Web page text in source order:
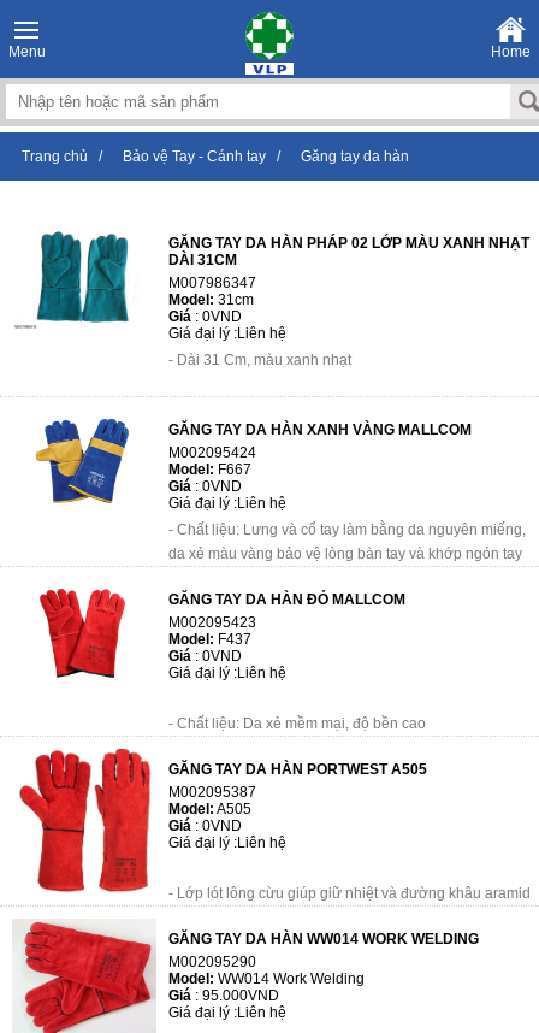
Menu Home
Trang chủ / Bảo vệ Tay - Cánh tay / Găng tay da hàn
GĂNG TAY DA HÀN PHÁP 02 LỚP MÀU XANH NHẠT
DÀI 31CM
M007986347
Model: 31cm
Giá : 0VND
Giá đại lý :Liên hệ
- Dài 31 Cm, màu xanh nhạt
GĂNG TAY DA HÀN XANH VÀNG MALLCOM
M002095424
Model: F667
Giá : 0VND
Giá đại lý :Liên hệ
- Chất liệu: Lưng và cổ tay làm bằng da nguyên miếng,
da xẻ màu vàng bảo vệ lòng bàn tay và khớp ngón tay
- Khả năng chịu nh...
GĂNG TAY DA HÀN ĐỎ MALLCOM
M002095423
Model: F437
Giá : 0VND
Giá đại lý :Liên hệ
- Chất liệu: Da xẻ mềm mại, độ bền cao
- Khả năng chịu nhiệt tiếp xúc 100 độ trong 15 giây
- Sử dụng trong nghành hàn, hàn đi�...
GĂNG TAY DA HÀN PORTWEST A505
M002095387
Model: A505
Giá : 0VND
Giá đại lý :Liên hệ
- Lớp lót lông cừu giúp giữ nhiệt và đường khâu aramid
GĂNG TAY DA HÀN WW014 WORK WELDING
M002095290
Model: WW014 Work Welding
Giá : 95.000VND
Giá đại lý :Liên hệ